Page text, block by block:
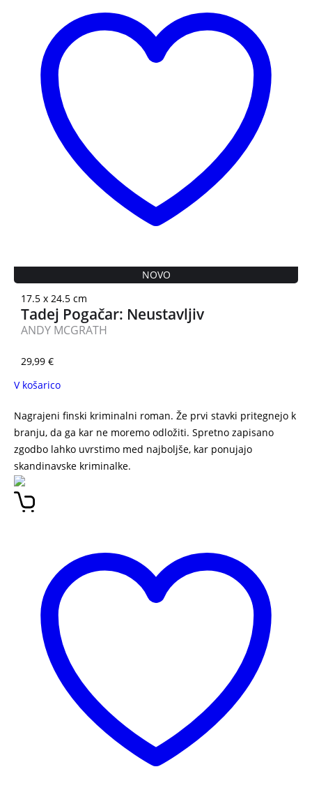
NOVO
17.5 x 24.5 cm
Tadej Pogačar: Neustavljiv
ANDY MCGRATH
29,99 €
V košarico
Nagrajeni finski kriminalni roman. Že prvi stavki pritegnejo k
branju, da ga kar ne moremo odložiti. Spretno zapisano
zgodbo lahko uvrstimo med najboljše, kar ponujajo
skandinavske kriminalke.